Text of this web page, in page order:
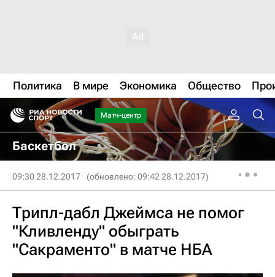
Политика В мире Экономика Общество
Матч-центр
Баскетбол
09:30 28.12.2017 (обновлено: 09:42 28.12.2017)
Трипл-дабл Джеймса не помог
"Кливленду" обыграть
"Сакраменто" в матче НБА